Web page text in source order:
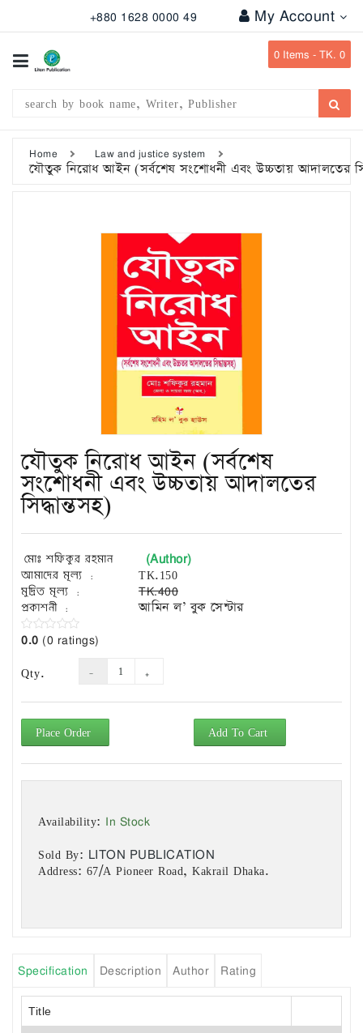
+880 1628 0000 49 My Account
0 Items -TK. 0
Categories
Publication
Islamic
Books
Building
Construction
Civil
Engineering
Home Law and justice system
যৌতুক নিরোধ আইন (সর্বশেষ সংশোধনী এবং উচ্চতায় আদালতের
যৌতুক নিরোধ আইন (সর্বশেষ
সংশোধনী এবং উচ্চতায় আদালতের
সিদ্ধান্তসহ)
মোঃ শফিকুর রহমান (Author)
আমাদের মূল্য : TK.150
মুদ্রিত মূল্য :
TK.400
প্রকাশনী :
আমিন ল’ বুক সেন্টার
0.0 (0 ratings)
Qty.
Place Order Add To Cart
Availability: In Stock
Sold By: LITON PUBLICATION
Address: 67/A Pioneer Road, Kakrail Dhaka.
Specification Description Author Rating
Title